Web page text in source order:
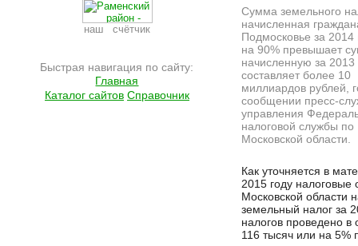
наш счётчик
Быстрая навигация по сайту:
Главная
Каталог сайтов Справочник
Сумма земельного
начисленная
Подмосковье за 2014
на 90% превышает
начисленную за 2013
составляет более 10
миллиардов рублей,
сообщении пресс-
управления
налоговой службы по
Московской области.
Как уточняется в
2015 году налоговые
Московской области
земельный налог за
налогов проведено
116 тысяч или на 5%